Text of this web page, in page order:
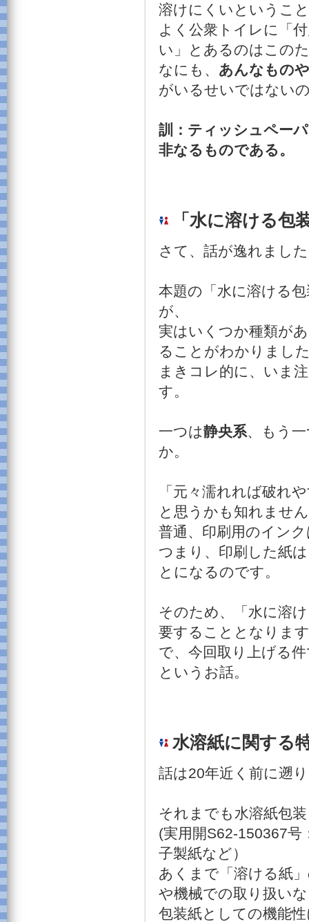
溶けにくいというこ
よく公衆トイレに「
い」とあるのはこの
なにも、 あんなもの
がいるせいではない
訓：ティッシュペー
非なるものである。
「水に溶ける包
さて、話が逸れまし
本題の「水に溶ける
が、
実はいくつか種類が
ることがわかりまし
まきコレ的に、いま
す。
一つは静央系、もう
か。
「元々濡れれば破れ
と思うかも知れませ
普通、印刷用のイン
つまり、印刷した紙
とになるのです。
そのため、「水に溶
要することとなりま
で、今回取り上げる
というお話。
水溶紙に関する
話は20年近く前に遡
それまでも水溶紙包
(実用開S62-150367号
子製紙など）
あくまで「溶ける紙
や機械での取り扱い
包装紙としての機能